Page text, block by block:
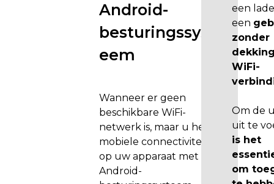
Android-
besturingssyst
eem
Wanneer er geen
beschikbare WiFi-
netwerk is, maar u heeft
mobiele connectiviteit
op uw apparaat met het
Android-
een
een
zonder
WiFi-
Om de
uit te
is het
om